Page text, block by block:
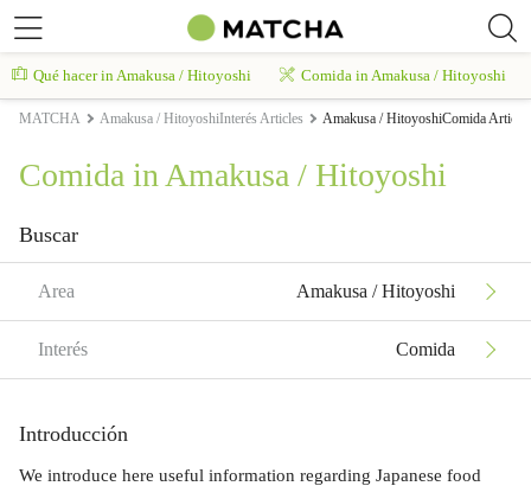
Qué hacer in Amakusa / Hitoyoshi Comida in Amakusa / Hitoyoshi
MATCHA Amakusa / HitoyoshiInterés Articles Amakusa / HitoyoshiComida Articles
Comida in Amakusa / Hitoyoshi
Buscar
Area Amakusa / Hitoyoshi
Interés Comida
Introducción
We introduce here useful information regarding Japanese food